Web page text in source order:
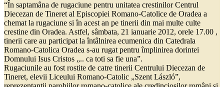
“În saptamâna de rugaciune pentru unitatea crestinilor Centrul
Diecezan de Tineret al Episcopiei Romano-Catolice de Oradea a
chemat la rugaciune si în acest an pe tinerii din mai multe culte
crestine din Oradea. Astfel, sâmbata, 21 ianuarie 2012, orele 17.00 ,
tinerii care au participat la întâlnirea ecumenica din Catedrala
Romano-Catolica Oradea s-au rugat pentru împlinirea dorintei
Domnului Isus Cristos „.. ca toti sa fie una”.
Rugaciunile au fost rostite de catre tinerii Centrului Diecezan de
Tineret, elevii Liceului Romano-Catolic „Szent László”,